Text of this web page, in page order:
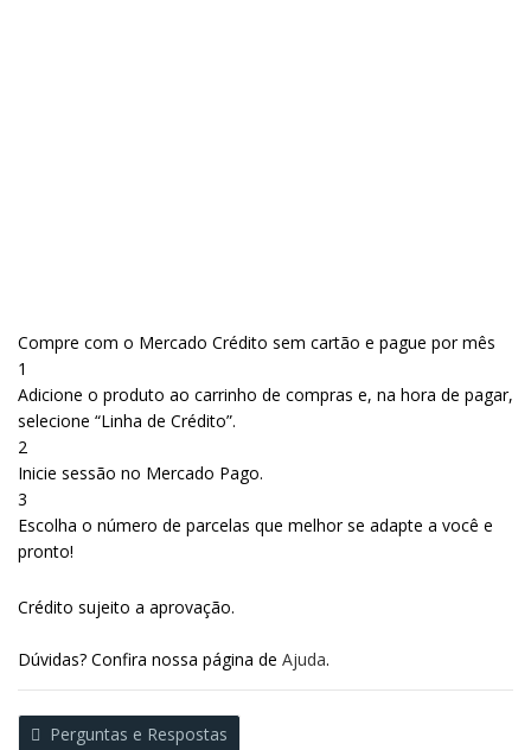
Compre com o Mercado Crédito sem cartão e pague por mês
1
Adicione o produto ao carrinho de compras e, na hora de pagar,
selecione “Linha de Crédito”.
2
Inicie sessão no Mercado Pago.
3
Escolha o número de parcelas que melhor se adapte a você e
pronto!
Crédito sujeito a aprovação.
Dúvidas? Confira nossa página de Ajuda.
Perguntas e Respostas